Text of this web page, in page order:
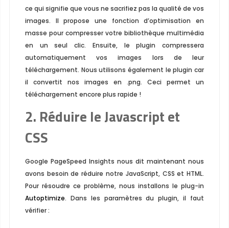
ce qui signifie que vous ne sacrifiez pas la qualité de vos
images. Il propose une fonction d’optimisation en
masse pour compresser votre bibliothèque multimédia
en un seul clic. Ensuite, le plugin compressera
automatiquement vos images lors de leur
téléchargement. Nous utilisons également le plugin car
il convertit nos images en.png. Ceci permet un
téléchargement encore plus rapide !
2. Réduire le Javascript et
CSS
Google PageSpeed Insights ​​nous dit maintenant nous
avons besoin de réduire notre JavaScript, CSS et HTML.
Pour résoudre ce problème, nous installons le plug-in
Autoptimize. Dans les paramètres du plugin, il faut
vérifier :